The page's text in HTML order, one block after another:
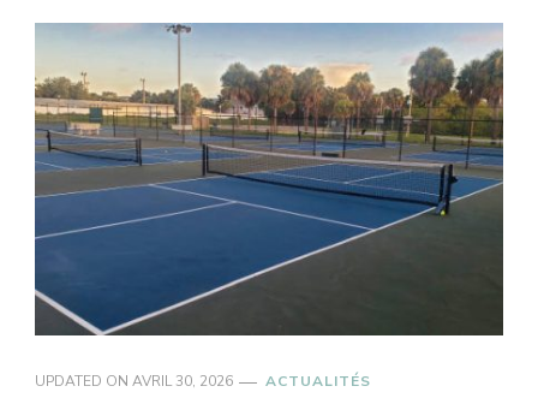
UPDATED ON AVRIL 30, 2026 ACTUALITÉS